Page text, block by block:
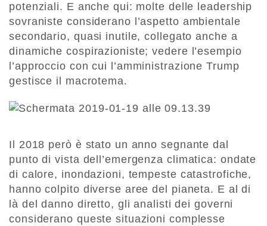
potenziali. E anche qui: molte delle leadership
sovraniste considerano l’aspetto ambientale
secondario, quasi inutile, collegato anche a
dinamiche cospirazioniste; vedere l’esempio
l’approccio con cui l’amministrazione Trump
gestisce il macrotema.
Il 2018 però è stato un anno segnante dal
punto di vista dell’emergenza climatica: ondate
di calore, inondazioni, tempeste catastrofiche,
hanno colpito diverse aree del pianeta. E al di
là del danno diretto, gli analisti dei governi
considerano queste situazioni complesse